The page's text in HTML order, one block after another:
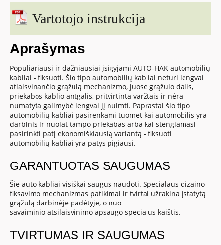
Vartotojo instrukcija
Aprašymas
Populiariausi ir dažniausiai įsigyjami AUTO-HAK automobilių
kabliai - fiksuoti. Šio tipo automobilių kabliai neturi lengvai
atlaisvinančio grąžulą mechanizmo, juose grąžulo dalis,
priekabos kablio antgalis, pritvirtinta varžtais ir nėra
numatyta galimybė lengvai jį nuimti. Paprastai šio tipo
automobilių kabliai pasirenkami tuomet kai automobilis yra
darbinis ir nuolat tampo priekabas arba kai stengiamasi
pasirinkti patį ekonomiškiausią variantą - fiksuoti
automobilių kabliai yra patys pigiausi.
GARANTUOTAS SAUGUMAS
Šie auto kabliai visiškai saugūs naudoti. Specialaus dizaino
fiksavimo mechanizmas patikimai ir tvirtai užrakina įstatytą
grąžulą darbinėje padėtyje, o nuo
savaiminio atsilaisvinimo apsaugo specialus kaištis.
TVIRTUMAS IR SAUGUMAS